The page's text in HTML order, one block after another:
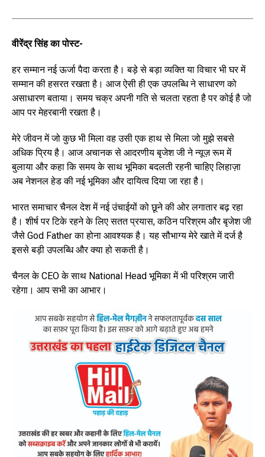
वीरेंद्र सिंह का पोस्ट-
हर सम्मान नई ऊर्जा पैदा करता है। बड़े से बड़ा व्यक्ति या विचार भी घर में
सम्मान की हसरत रखता है। आज ऐसी ही एक उपलब्धि ने साधारण को
असाधारण बताया। समय चक्र अपनी गति से चलता रहता है पर कोई है जो
आप पर मेहरबानी रखता है।
मेरे जीवन में जो कुछ भी मिला वह उसी एक हाथ से मिला जो मुझे सबसे
अधिक प्रिय है। आज अचानक से आदरणीय बृजेश जी ने न्यूज़ रूम में
बुलाया और कहा कि समय के साथ भूमिका बदलती रहनी चाहिए लिहाज़ा
अब नेशनल हेड की नई भूमिका और दायित्व दिया जा रहा है।
भारत समाचार चैनल देश में नई उंचाईयों को छूने की ओर लगातार बढ़ रहा
है। शीर्ष पर टिके रहने के लिए सतत प्रयास, कठिन परिश्रम और बृजेश जी
जैसे God Father का होना आवश्यक है। यह सौभाग्य मेरे खाते में दर्ज है
इससे बड़ी उपलब्धि और क्या हो सकती है।
चैनल के CEO के साथ National Head भूमिका में भी परिश्रम जारी
रहेगा। आप सभी का आभार।